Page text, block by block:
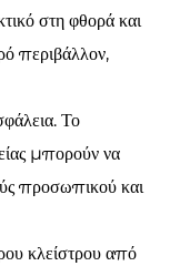
στη φθορά και
περιβάλλον,
Το
μπορούν να
προσωπικού και
κλείστρου από